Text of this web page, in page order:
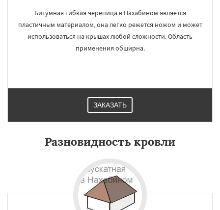
Битумная гибкая черепица в Нахабином является
пластичным материалом, она легко режется ножом и может
использоваться на крышах любой сложности. Область
применения обширна.
ЗАКАЗАТЬ
Разновидность кровли